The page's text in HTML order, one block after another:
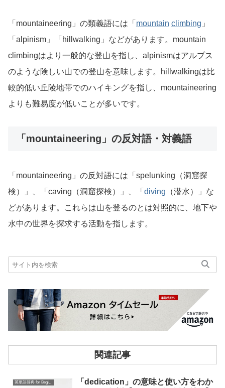
「mountaineering」の類義語には「 mountain climbing 」
「alpinism」「hillwalking」などがあります。mountain
climbingはより一般的な登山を指し、alpinismはアルプス
のような険しい山での登山を意味します。hillwalkingは比
較的低い丘陵地帯でのハイキングを指し、mountaineering
よりも難易度が低いことが多いです。
「mountaineering」の反対語・対義語
「mountaineering」の反対語には「spelunking（洞窟探
検）」、「caving（洞窟探検）」、「 diving （潜水）」な
どがあります。これらは山を登るのとは対照的に、地下や
水中の世界を探求する活動を指します。
関連記事
英単語辞典 for Beginners
「dedication」の意味と使い方をわか